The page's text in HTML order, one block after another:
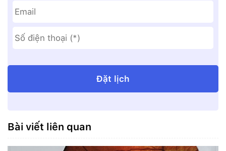
Bài viết liên quan